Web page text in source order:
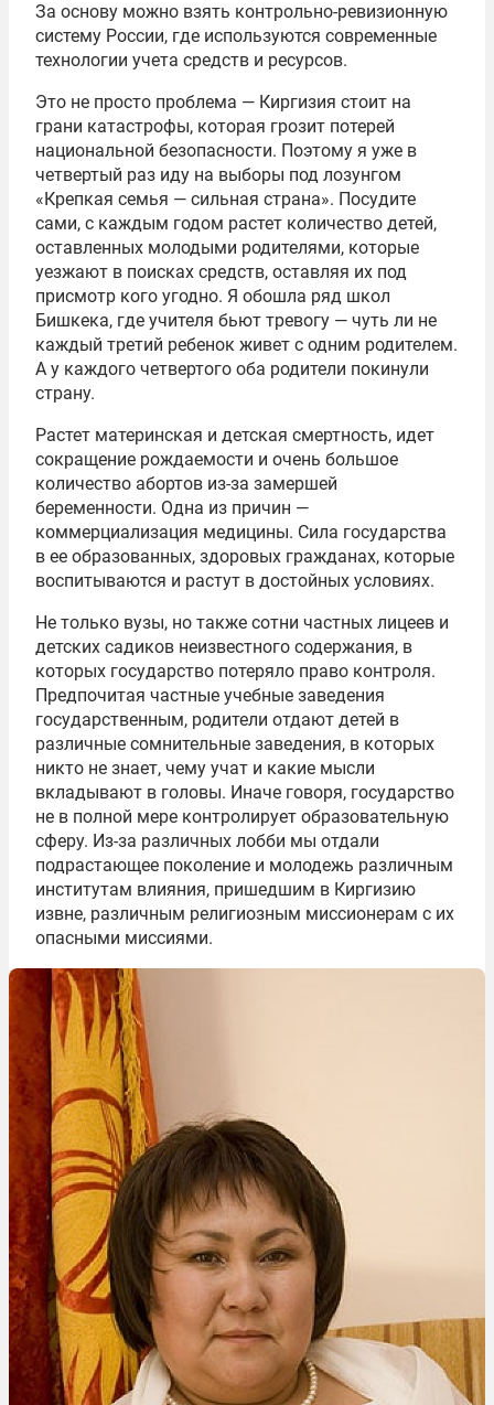
За основу можно взять контрольно-ревизионную
систему России, где используются современные
технологии учета средств и ресурсов.
Это не просто проблема — Киргизия стоит на
грани катастрофы, которая грозит потерей
национальной безопасности. Поэтому я уже в
четвертый раз иду на выборы под лозунгом
«Крепкая семья — сильная страна». Посудите
сами, с каждым годом растет количество детей,
оставленных молодыми родителями, которые
уезжают в поисках средств, оставляя их под
присмотр кого угодно. Я обошла ряд школ
Бишкека, где учителя бьют тревогу — чуть ли не
каждый третий ребенок живет с одним родителем.
А у каждого четвертого оба родители покинули
страну.
Растет материнская и детская смертность, идет
сокращение рождаемости и очень большое
количество абортов из-за замершей
беременности. Одна из причин —
коммерциализация медицины. Сила государства
в ее образованных, здоровых гражданах, которые
воспитываются и растут в достойных условиях.
Не только вузы, но также сотни частных лицеев и
детских садиков неизвестного содержания, в
которых государство потеряло право контроля.
Предпочитая частные учебные заведения
государственным, родители отдают детей в
различные сомнительные заведения, в которых
никто не знает, чему учат и какие мысли
вкладывают в головы. Иначе говоря, государство
не в полной мере контролирует образовательную
сферу. Из-за различных лобби мы отдали
подрастающее поколение и молодежь различным
институтам влияния, пришедшим в Киргизию
извне, различным религиозным миссионерам с их
опасными миссиями.